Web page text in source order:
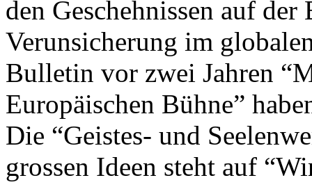
den Geschehnissen auf
Verunsicherung im
Bulletin vor zwei Jahren
Europäischen Bühne”
Die “Geistes- und
grossen Ideen steht auf